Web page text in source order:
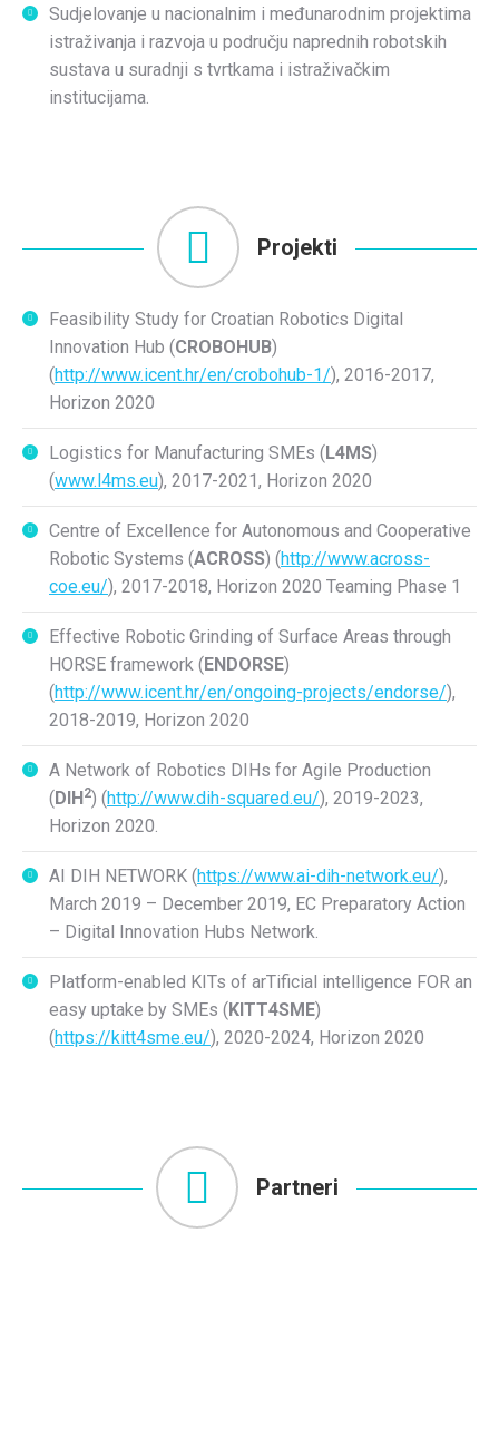
Sudjelovanje u nacionalnim i međunarodnim projektima
istraživanja i razvoja u području naprednih robotskih
sustava u suradnji s tvrtkama i istraživačkim
institucijama.
Projekti
Feasibility Study for Croatian Robotics Digital
Innovation Hub (CROBOHUB)
(http://www.icent.hr/en/crobohub-1/), 2016-2017,
Horizon 2020
Logistics for Manufacturing SMEs (L4MS)
(www.l4ms.eu), 2017-2021, Horizon 2020
Centre of Excellence for Autonomous and Cooperative
Robotic Systems (ACROSS) (http://www.across-
coe.eu/), 2017-2018, Horizon 2020 Teaming Phase 1
Effective Robotic Grinding of Surface Areas through
HORSE framework (ENDORSE)
(http://www.icent.hr/en/ongoing-projects/endorse/),
2018-2019, Horizon 2020
A Network of Robotics DIHs for Agile Production
(DIH2) (http://www.dih-squared.eu/), 2019-2023,
Horizon 2020.
AI DIH NETWORK (https://www.ai-dih-network.eu/),
March 2019 – December 2019, EC Preparatory Action
– Digital Innovation Hubs Network.
Platform-enabled KITs of arTificial intelligence FOR an
easy uptake by SMEs (KITT4SME)
(https://kitt4sme.eu/), 2020-2024, Horizon 2020
Partneri